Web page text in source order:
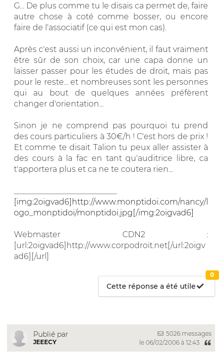
G... De plus comme tu le disais ca permet de, faire
autre chose à coté comme bosser, ou encore
faire de l'associatif (ce qui est mon cas).
Après c'est aussi un inconvénient, il faut vraiment
être sûr de son choix, car une capa donne un
laisser passer pour les études de droit, mais pas
pour le reste... et nombreuses sont les personnes
qui au bout de quelques années préfèrent
changer d'orientation...
Sinon je ne comprend pas pourquoi tu prend
des cours particuliers à 30€/h ! C'est hors de prix !
Et comme te disait Talion tu peux aller assister à
des cours à la fac en tant qu'auditrice libre, ca
t'apportera plus et ca ne te coutera rien...
[img:2oigvad6]http://www.monptidoi.com/nancy/l
ogo_monptidoi/monptidoi.jpg[/img:2oigvad6]
Webmaster CDN2 :
[url:2oigvad6]http://www.corpodroit.net[/url:2oigv
ad6][/url]
Cette réponse a été utile
0
Publié par
JEEECY
5026 messages
le 06/02/2006 à 12:43